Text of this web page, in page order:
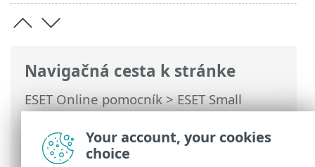
Navigačná cesta k stránke
ESET Online pomocník>ESET Small
Business Security>Práca s programom
ESET Small Business Security> Nástroje>
Správa o bezpečnosti
Your account, your cookies
choice